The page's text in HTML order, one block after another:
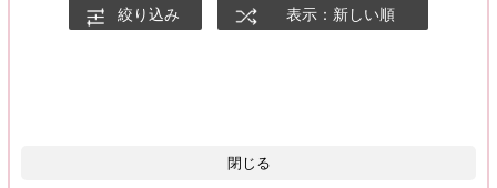
絞り込み 表示：新しい順
閉じる